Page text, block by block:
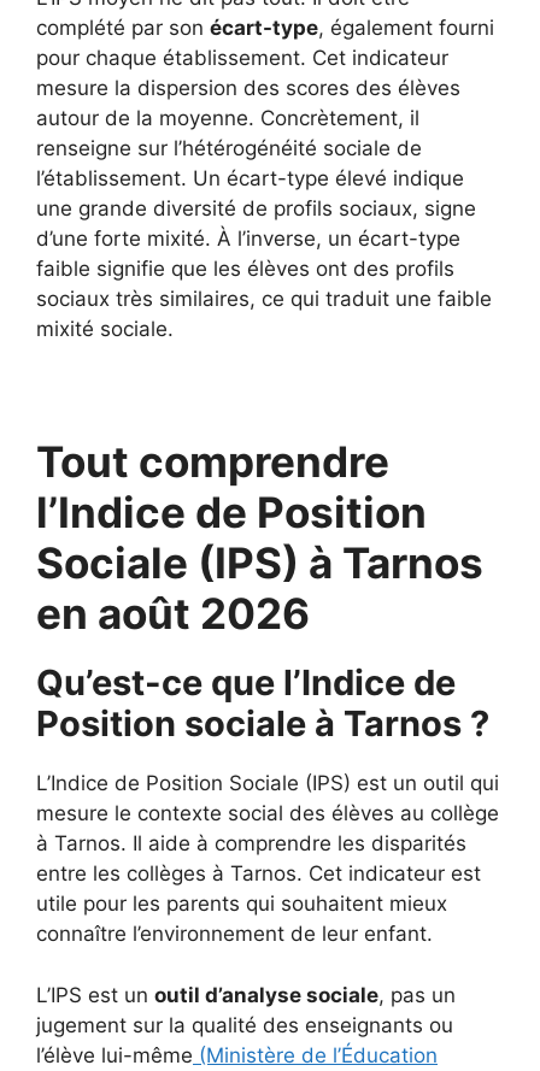
complété par son écart-type, également fourni
pour chaque établissement. Cet indicateur
mesure la dispersion des scores des élèves
autour de la moyenne. Concrètement, il
renseigne sur l’hétérogénéité sociale de
l’établissement. Un écart-type élevé indique
une grande diversité de profils sociaux, signe
d’une forte mixité. À l’inverse, un écart-type
faible signifie que les élèves ont des profils
sociaux très similaires, ce qui traduit une faible
mixité sociale.
Tout comprendre
l’Indice de Position
Sociale (IPS) à Tarnos
en août 2026
Qu’est-ce que l’Indice de
Position sociale à Tarnos ?
L’Indice de Position Sociale (IPS) est un outil qui
mesure le contexte social des élèves au collège
à Tarnos. Il aide à comprendre les disparités
entre les collèges à Tarnos. Cet indicateur est
utile pour les parents qui souhaitent mieux
connaître l’environnement de leur enfant.
L’IPS est un outil d’analyse sociale, pas un
jugement sur la qualité des enseignants ou
l’élève lui-même (Ministère de l’Éducation